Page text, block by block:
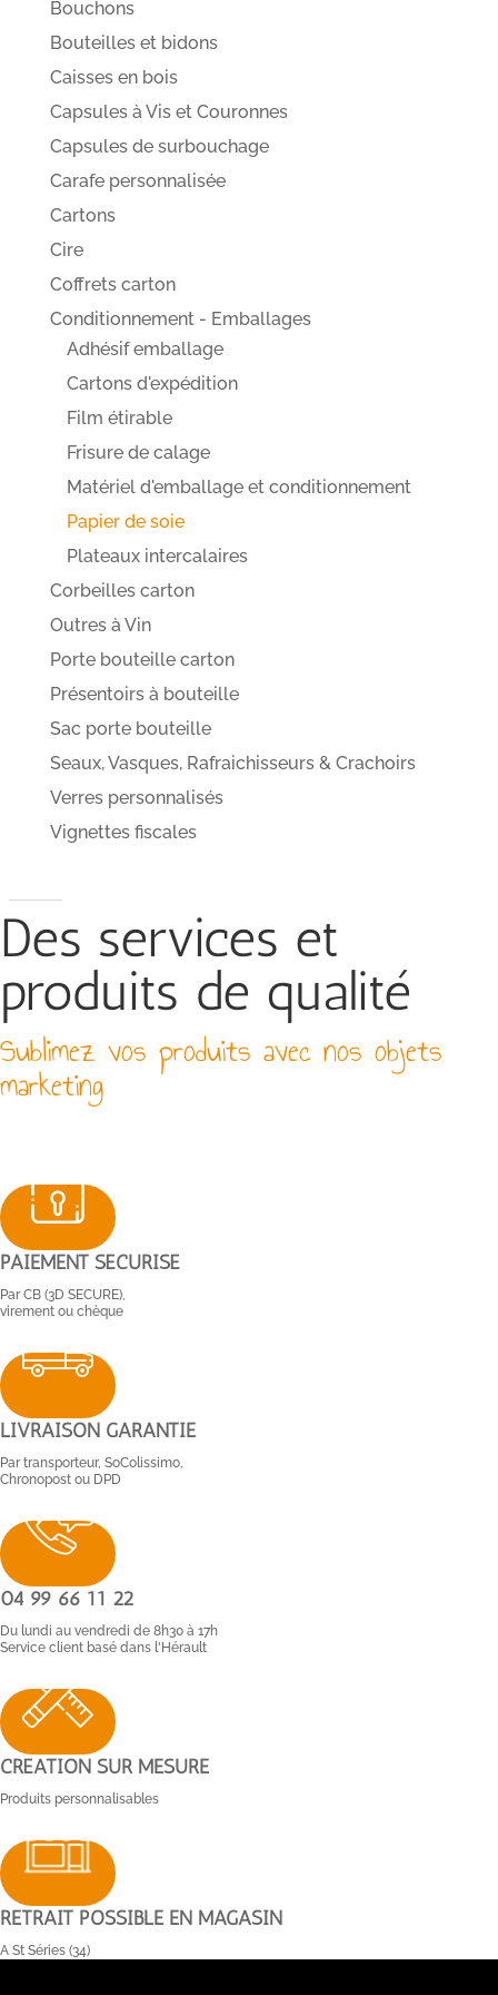
Bouchons
Bouteilles et bidons
Caisses en bois
Capsules à Vis et Couronnes
Capsules de surbouchage
Carafe personnalisée
Cartons
Cire
Coffrets carton
Conditionnement - Emballages
Adhésif emballage
Cartons d'expédition
Film étirable
Frisure de calage
Matériel d'emballage et conditionnement
Papier de soie
Plateaux intercalaires
Corbeilles carton
Outres à Vin
Porte bouteille carton
Présentoirs à bouteille
Sac porte bouteille
Seaux, Vasques, Rafraichisseurs & Crachoirs
Verres personnalisés
Vignettes fiscales
Des services et
produits de qualité
Sublimez vos produits avec nos objets
marketing
PAIEMENT SÉCURISÉ
Par CB (3D SECURE),
virement ou chèque
LIVRAISON GARANTIE
Par transporteur, SoColissimo,
Chronopost ou DPD
04 99 66 11 22
Du lundi au vendredi de 8h30 à 17h
Service client basé dans l'Hérault
CRÉATION SUR MESURE
Produits personnalisables
RETRAIT POSSIBLE EN MAGASIN
A St Séries (34)